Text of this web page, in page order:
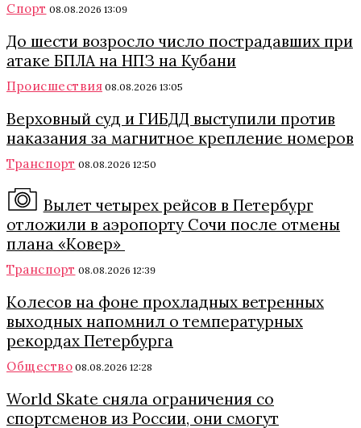
Спорт 08.08.2026 13:09
До шести возросло число пострадавших при
атаке БПЛА на НПЗ на Кубани
Происшествия 08.08.2026 13:05
Верховный суд и ГИБДД выступили против
наказания за магнитное крепление номеров
Транспорт 08.08.2026 12:50
Вылет четырех рейсов в Петербург
отложили в аэропорту Сочи после отмены
плана «Ковер»
Транспорт 08.08.2026 12:39
Колесов на фоне прохладных ветренных
выходных напомнил о температурных
рекордах Петербурга
Общество 08.08.2026 12:28
World Skate сняла ограничения со
спортсменов из России, они смогут